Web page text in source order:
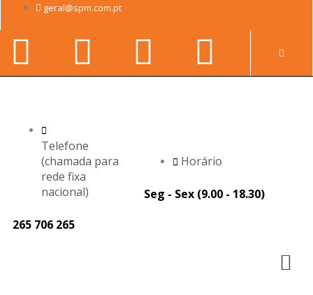
content
geral@spm.com.pt
Facebook-
f
Youtube
Linkedin-
in
Telefone
(chamada para
rede fixa
nacional)
265 706 265
Horário
Seg - Sex (9.00 - 18.30)